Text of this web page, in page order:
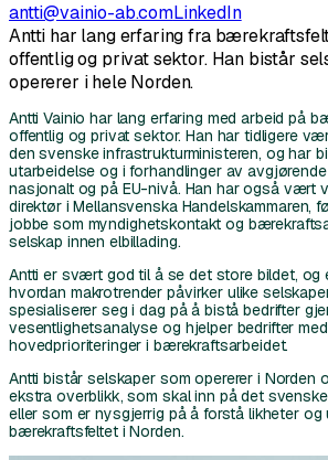
antti@vainio-ab.comLinkedIn
Antti har lang erfaring fra
offentlig og privat sektor. Han bistår
opererer i hele Norden.
Antti Vainio har lang erfaring med arbeid på
offentlig og privat sektor. Han har tidligere
den svenske infrastrukturministeren, og har
utarbeidelse og i forhandlinger av
nasjonalt og på EU-nivå. Han har også vært
direktør i Mellansvenska Handelskammaren,
jobbe som myndighetskontakt og
selskap innen elbillading.
Antti er svært god til å se det store bildet, og
hvordan makrotrender påvirker ulike
spesialiserer seg i dag på å bistå bedrifter
vesentlighetsanalyse og hjelper bedrifter
hovedprioriteringer i bærekraftsarbeidet.
Antti bistår selskaper som opererer i Norden
ekstra overblikk, som skal inn på det
eller som er nysgjerrig på å forstå likheter og
bærekraftsfeltet i Norden.